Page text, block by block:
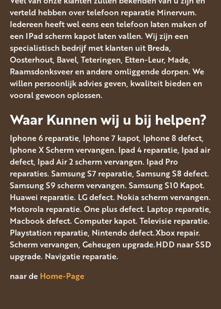
verteld hebben over telefoon reparatie Minervum.
Iedereen heeft wel eens een telefoon laten maken of
een IPad scherm kapot laten vallen. Wij zijn een
specialistisch bedrijf met klanten uit Breda,
Oosterhout, Bavel, Teteringen, Etten-Leur, Made,
Raamsdonksveer en andere omliggende dorpen. We
willen persoonlijk advies geven, kwaliteit bieden en
vooral gewoon oplossen.
Waar Kunnen wij u bij helpen?
Iphone 6 reparatie, Iphone 7 kapot, Iphone 8 defect,
Iphone X Scherm vervangen. Ipad 4 reparatie, Ipad air
defect, Ipad Air 2 scherm vervangen. Ipad Pro
reparaties. Samsung S7 reparatie, Samsung S8 defect.
Samsung S9 scherm vervangen. Samsung S10 Kapot.
Huawei reparatie. LG defect. Nokia scherm vervangen.
Motorola reparatie. One plus defect. Laptop reparatie,
Macbook defect. Computer kapot. Televisie reparatie.
Playstation reparatie, Nintendo defect.Xbox repair.
Scherm vervangen, Geheugen upgrade.HDD naar SSD
upgrade. Navigatie reparatie.
naar de Home-Page